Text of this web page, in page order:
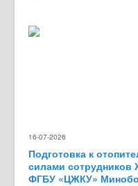
16-07-2026
Подготовка к
силами
ФГБУ «ЦЖКУ»